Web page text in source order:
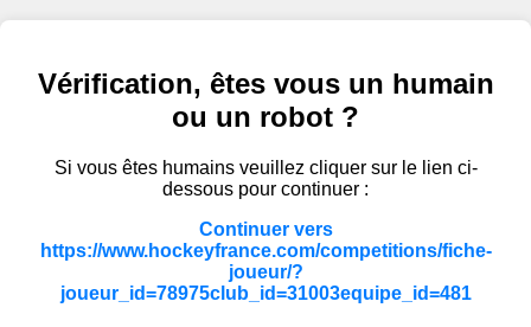
Vérification, êtes vous un humain
ou un robot ?
Si vous êtes humains veuillez cliquer sur le lien ci-
dessous pour continuer :
Continuer vers
https://www.hockeyfrance.com/competitions/fiche-
joueur/?
joueur_id=78975club_id=31003equipe_id=481